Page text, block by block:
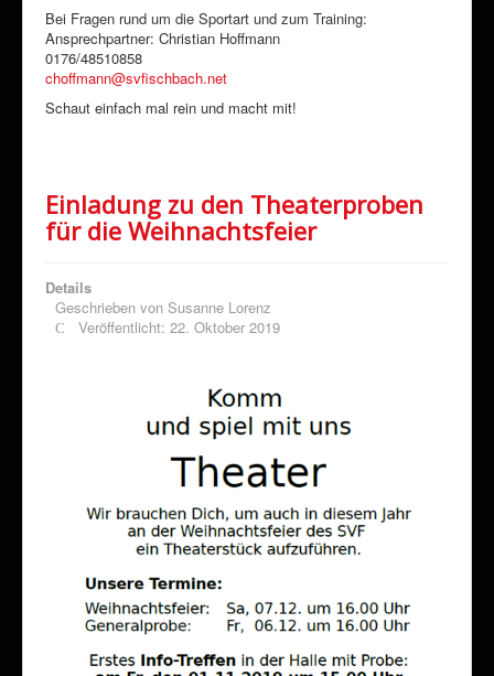
Bei Fragen rund um die Sportart und zum Training:
Ansprechpartner: Christian Hoffmann
0176/48510858
choffmann@svfischbach.net
Schaut einfach mal rein und macht mit!
Einladung zu den Theaterproben
für die Weihnachtsfeier
Details
Geschrieben von Susanne Lorenz
Veröffentlicht: 22. Oktober 2019